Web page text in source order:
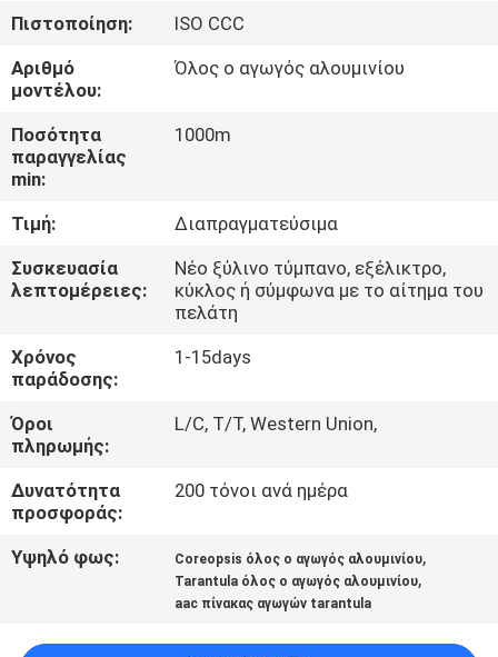
ΓΎΡΟΣ
ΕΡΓΟΣΤΑΣΊΩΝ
ΠΟΙΟΤΙΚΌΣ
ΈΛΕΓΧΟΣ
ΜΑΣ
ΕΛΆΤΕ
ΕΠΑΦΉ
ΜΕ
ΕΙΔΉΣΕΙΣ
ΖΗΤΉΣΤΕ
ΈΝΑ
ΑΠΌΣΠΑΣΜΑ
Πιστοποίηση:
ISO CCC
Αριθμό
μοντέλου:
Όλος ο αγωγός αλουμινίου
Ποσότητα
παραγγελίας
min:
1000m
Τιμή:
Διαπραγματεύσιμα
Συσκευασία
λεπτομέρειες:
Νέο ξύλινο τύμπανο, εξέλικτρο,
κύκλος ή σύμφωνα με το αίτημα του
πελάτη
Χρόνος
παράδοσης:
1-15days
Όροι
πληρωμής:
L/C, T/T, Western Union,
Δυνατότητα
προσφοράς:
200 τόνοι ανά ημέρα
Υψηλό φως: Coreopsis όλος ο αγωγός αλουμινίου,
Tarantula όλος ο αγωγός αλουμινίου,
aac πίνακας αγωγών tarantula